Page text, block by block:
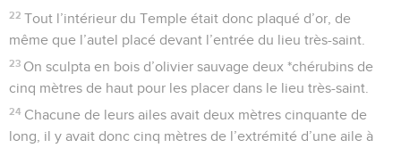
22 Tout l’intérieur du Temple était donc plaqué d’or, de
même que l’autel placé devant l’entrée du lieu très-saint.
23 On sculpta en bois d’olivier sauvage deux *chérubins de
cinq mètres de haut pour les placer dans le lieu très-saint.
24 Chacune de leurs ailes avait deux mètres cinquante de
long, il y avait donc cinq mètres de l’extrémité d’une aile à